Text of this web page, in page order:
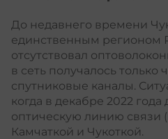
До недавнего времени
единственным регионом
отсутствовал
в сеть получалось
спутниковые каналы.
когда в декабре 2022
оптическую линию
Камчаткой и Чукоткой.